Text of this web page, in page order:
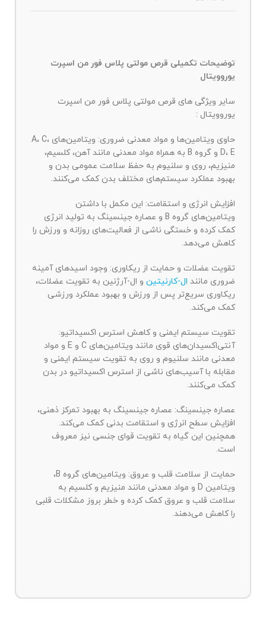
توضیحات تکمیلی قرص مولتی پلاس فور من اسپرت
یوروویتال
سایر ویژگی های قرص مولتی پلاس فور من اسپرت
یوروویتال :
حاوی ویتامین‌ها و مواد معدنی ضروری: ویتامین‌های A، C،
D، E و گروه B به همراه مواد معدنی مانند آهن، کلسیم،
منیزیم، روی و سلنیوم به حفظ سلامت عمومی بدن و
بهبود عملکرد سیستم‌های مختلف بدن کمک می‌کنند.
افزایش انرژی و استقامت: این مکمل با داشتن
ویتامین‌های گروه B و عصاره جینسینگ به تولید انرژی
کمک کرده و خستگی ناشی از فعالیت‌های روزانه و ورزش را
کاهش می‌دهد.
تقویت عضلات و حمایت از ریکاوری: وجود اسیدهای آمینه
ضروری مانند ال-کارنیتین و ال-آرژنین به تقویت عضلات،
ریکاوری سریع‌تر پس از ورزش و بهبود عملکرد ورزشی
کمک می‌کند.
تقویت سیستم ایمنی و کاهش استرس اکسیداتیو:
آنتی‌اکسیدان‌های قوی مانند ویتامین‌های C و E و مواد
معدنی مانند سلنیوم و روی به تقویت سیستم ایمنی و
مقابله با آسیب‌های ناشی از استرس اکسیداتیو در بدن
کمک می‌کنند.
عصاره جینسینگ: عصاره جینسینگ به بهبود تمرکز ذهنی،
افزایش سطح انرژی و استقامت بدنی کمک می‌کند.
همچنین این گیاه به تقویت قوای جنسی نیز معروف
است.
حمایت از سلامت قلب و عروق: ویتامین‌های گروه B،
ویتامین D و مواد معدنی مانند منیزیم و کلسیم به
سلامت قلب و عروق کمک کرده و خطر بروز مشکلات قلبی
را کاهش می‌دهند.